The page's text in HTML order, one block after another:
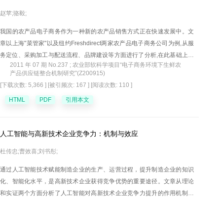
赵苹;骆毅;
我国的农产品电子商务作为一种新的农产品销售方式正在快速发展中。文
章以上海"菜管家"以及纽约Freshdirect两家农产品电子商务公司为例,从服
务定位、采购加工与配送流程、品牌建设等方面进行了分析,在此基础上总
结出我国开展农产品电子商务的启示。
2011 年 07 期 No.237 ; 农业部软科学项目“电子商务环境下生鲜农
产品供应链整合机制研究”(Z200915)
[下载次数: 5,366 ] [被引频次: 167 ] [阅读次数: 110 ]
HTML PDF 引用本文
人工智能与高新技术企业竞争力：机制与效应
杜传忠;曹效喜;刘书彤;
通过人工智能技术赋能制造企业的生产、运营过程，提升制造企业的知识
化、智能化水平，是高新技术企业获得竞争优势的重要途径。文章从理论
和实证两个方面分析了人工智能对高新技术企业竞争力提升的作用机制及